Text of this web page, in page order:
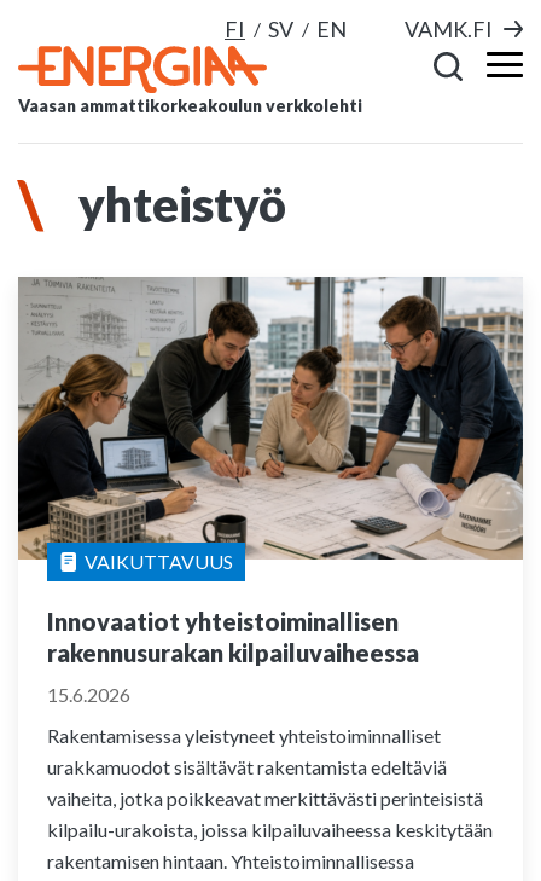
FI SV EN VAMK.FI
Vaasan ammattikorkeakoulun verkkolehti
yhteistyö
VAIKUTTAVUUS
Innovaatiot yhteistoiminallisen
rakennusurakan kilpailuvaiheessa
15.6.2026
Rakentamisessa yleistyneet yhteistoiminnalliset
urakkamuodot sisältävät rakentamista edeltäviä
vaiheita, jotka poikkeavat merkittävästi perinteisistä
kilpailu-urakoista, joissa kilpailuvaiheessa keskitytään
rakentamisen hintaan. Yhteistoiminnallisessa